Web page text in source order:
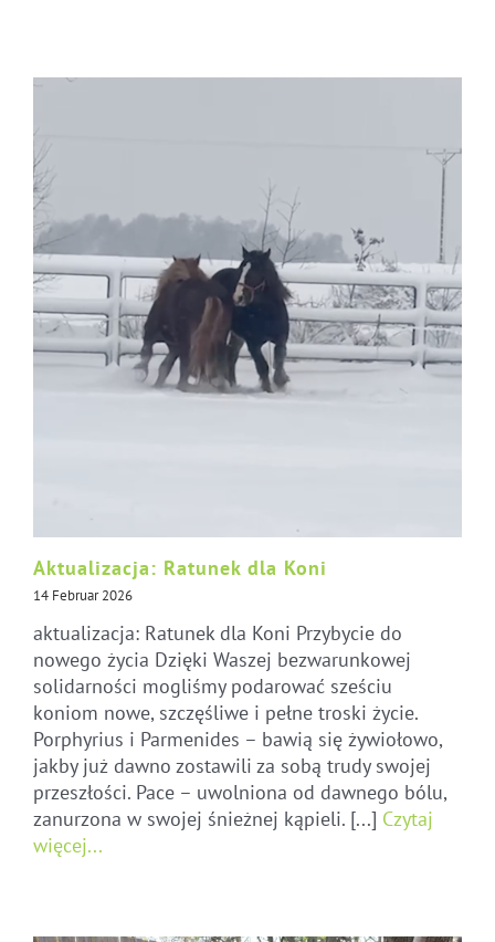
Aktualizacja: Ratunek dla Koni
14 Februar 2026
aktualizacja: Ratunek dla Koni Przybycie do
nowego życia Dzięki Waszej bezwarunkowej
solidarności mogliśmy podarować sześciu
koniom nowe, szczęśliwe i pełne troski życie.
Porphyrius i Parmenides – bawią się żywiołowo,
jakby już dawno zostawili za sobą trudy swojej
przeszłości. Pace – uwolniona od dawnego bólu,
zanurzona w swojej śnieżnej kąpieli. [...] Czytaj
więcej...